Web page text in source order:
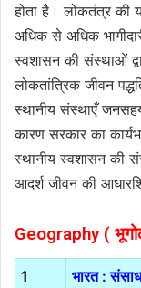
होता है। लोकतंत्र की
अधिक से अधिक
स्वशासन की संस्थाओं
लोकतांत्रिक जीवन
स्थानीय संस्थाएँ
कारण सरकार का
स्थानीय स्वशासन की
आदर्श जीवन की
Geography (
1
भारत :